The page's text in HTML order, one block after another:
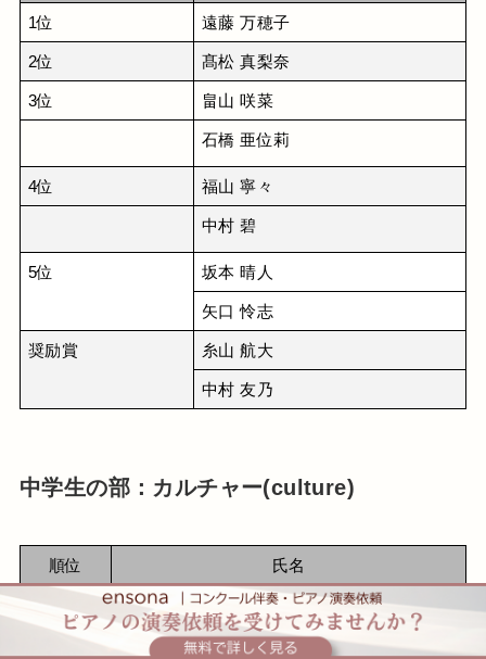
1位 遠藤 万穂子
2位 髙松 真梨奈
3位 畠山 咲菜
石橋 亜位莉
4位 福山 寧々
中村 碧
5位 坂本 晴人
矢口 怜志
奨励賞 糸山 航大
中村 友乃
中学生の部：カルチャー(culture)
順位 氏名
1位 髙松 真梨奈
石橋 亜位莉